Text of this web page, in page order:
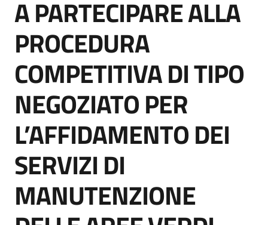
Seguici
su
A PARTECIPARE ALLA
PROCEDURA
COMPETITIVA DI TIPO
NEGOZIATO PER
L’AFFIDAMENTO DEI
SERVIZI DI
MANUTENZIONE